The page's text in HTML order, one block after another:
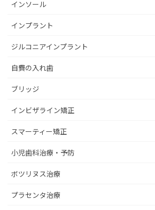
インソール
インプラント
ジルコニアインプラント
自費の入れ歯
ブリッジ
インビザライン矯正
スマーティー矯正
小児歯科治療・予防
ボツリヌス治療
プラセンタ治療